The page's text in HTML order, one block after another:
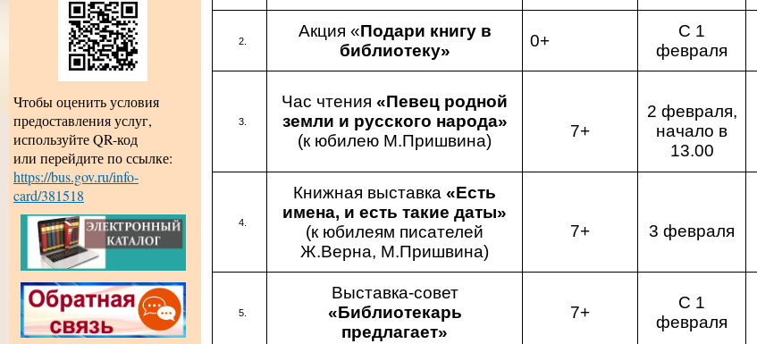
Чтобы оценить условия
предоставления услуг,
используйте QR-код
или перейдите по ссылке:
https://bus.gov.ru/info-
card/381518
Акция «Подари книгу в
библиотеку»
0+
С 1
февраля
Час чтения «Певец родной
земли и русского народа»
(к юбилею М.Пришвина)
7+
2 февраля,
начало в
13.00
Книжная выставка «Есть
имена, и есть такие даты»
(к юбилеям писателей
Ж.Верна, М.Пришвина)
7+ 3 февраля
Выставка-совет
«Библиотекарь
предлагает»
7+
С 1
февраля